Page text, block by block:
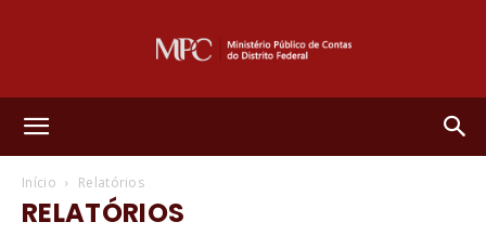
Início Relatórios
RELATÓRIOS